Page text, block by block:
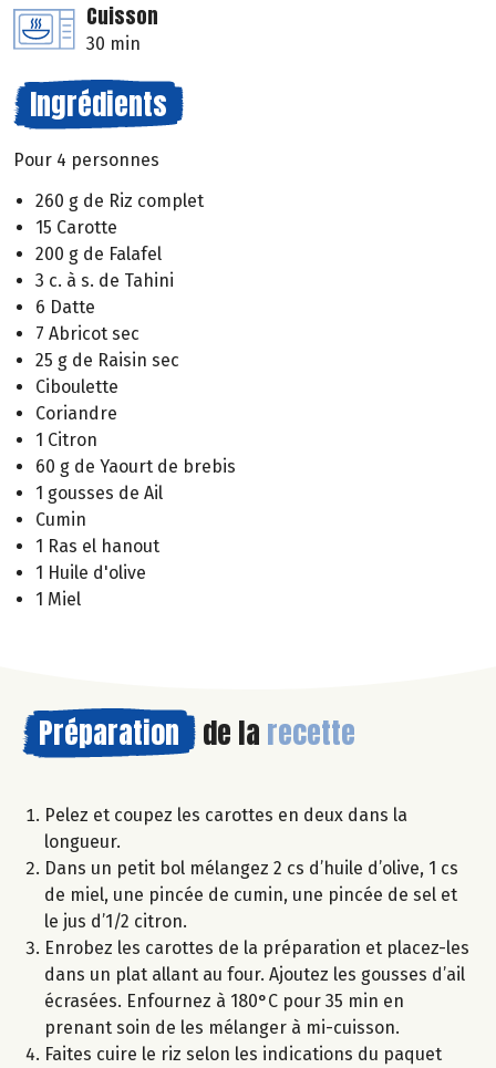
Cuisson
30 min
Ingrédients
Pour 4 personnes
260 g de Riz complet
15 Carotte
200 g de Falafel
3 c. à s. de Tahini
6 Datte
7 Abricot sec
25 g de Raisin sec
Ciboulette
Coriandre
1 Citron
60 g de Yaourt de brebis
1 gousses de Ail
Cumin
1 Ras el hanout
1 Huile d'olive
1 Miel
Préparation de la recette
Pelez et coupez les carottes en deux dans la
longueur.
Dans un petit bol mélangez 2 cs d’huile d’olive, 1 cs
de miel, une pincée de cumin, une pincée de sel et
le jus d’1/2 citron.
Enrobez les carottes de la préparation et placez-les
dans un plat allant au four. Ajoutez les gousses d’ail
écrasées. Enfournez à 180°C pour 35 min en
prenant soin de les mélanger à mi-cuisson.
Faites cuire le riz selon les indications du paquet